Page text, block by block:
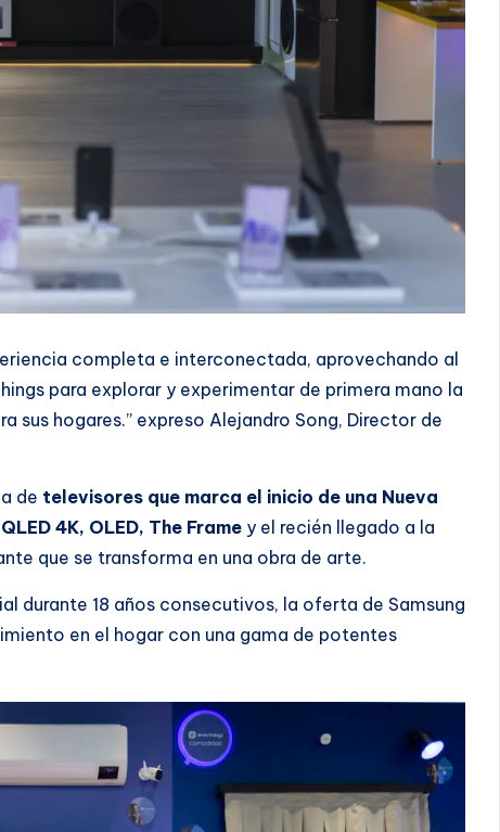
completa e interconectada, aprovechando al
para explorar y experimentar de primera mano la
sus hogares.” expreso Alejandro Song, Director de
de televisores que marca el inicio de una Nueva
4K, OLED, The Frame y el recién llegado a la
que se transforma en una obra de arte.
durante 18 años consecutivos, la oferta de Samsung
en el hogar con una gama de potentes